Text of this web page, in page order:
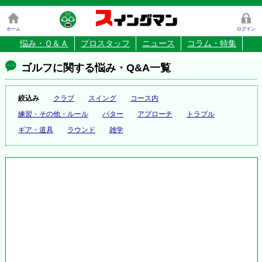
ログイン
スイングマン
ホーム
悩み・Ｑ＆Ａ プロスタッフ ニュース コラム・特集
ゴルフに関する悩み・Q&A一覧
絞込み クラブ スイング
コース内
練習・その他・ルール
パター アプローチ
トラブル
ギア・道具
ラウンド 雑学